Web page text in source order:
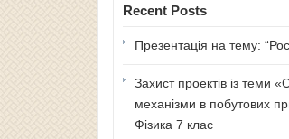
Recent Posts
Презентація на тему:
Захист проектів із теми
механізми в побутових
Фізика 7 клас